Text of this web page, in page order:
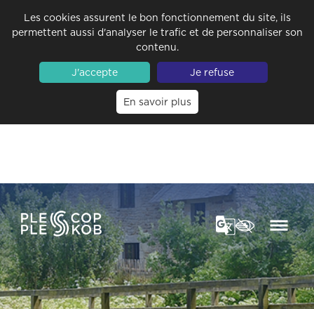
Les cookies assurent le bon fonctionnement du site, ils
permettent aussi d'analyser le trafic et de personnaliser son
contenu.
J'accepte
Je refuse
En savoir plus